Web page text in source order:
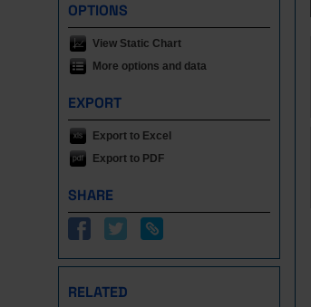
OPTIONS
View Static Chart
More options and data
EXPORT
Export to Excel
Export to PDF
SHARE
RELATED